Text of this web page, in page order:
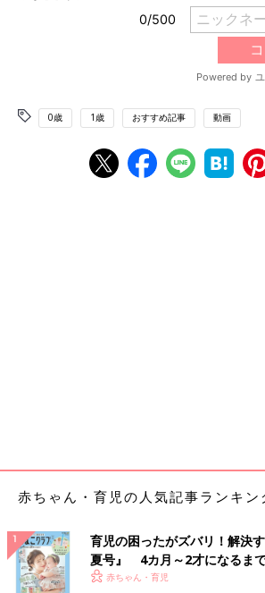
0歳 1歳 おすすめ記事 動画
赤ちゃん・育児の人気記事ランキン
育児の困ったがズバリ！解決
夏号』 4カ月～2才になるま
いっぱい！
赤ちゃん・育児